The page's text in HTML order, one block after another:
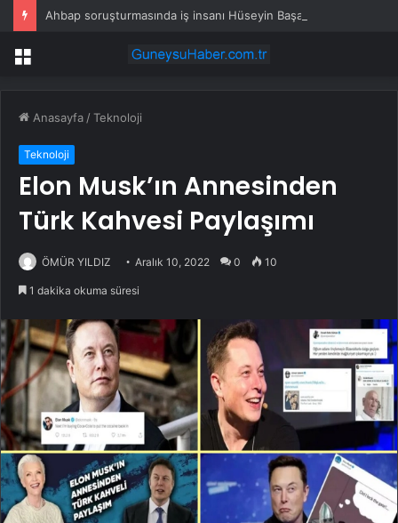
Menü
Anasayfa /Teknoloji
Teknoloji
Elon Musk’ın Annesinden
Türk Kahvesi Paylaşımı
ÖMÜR YILDIZ Aralık 10, 2022 0 10
1 dakika okuma süresi